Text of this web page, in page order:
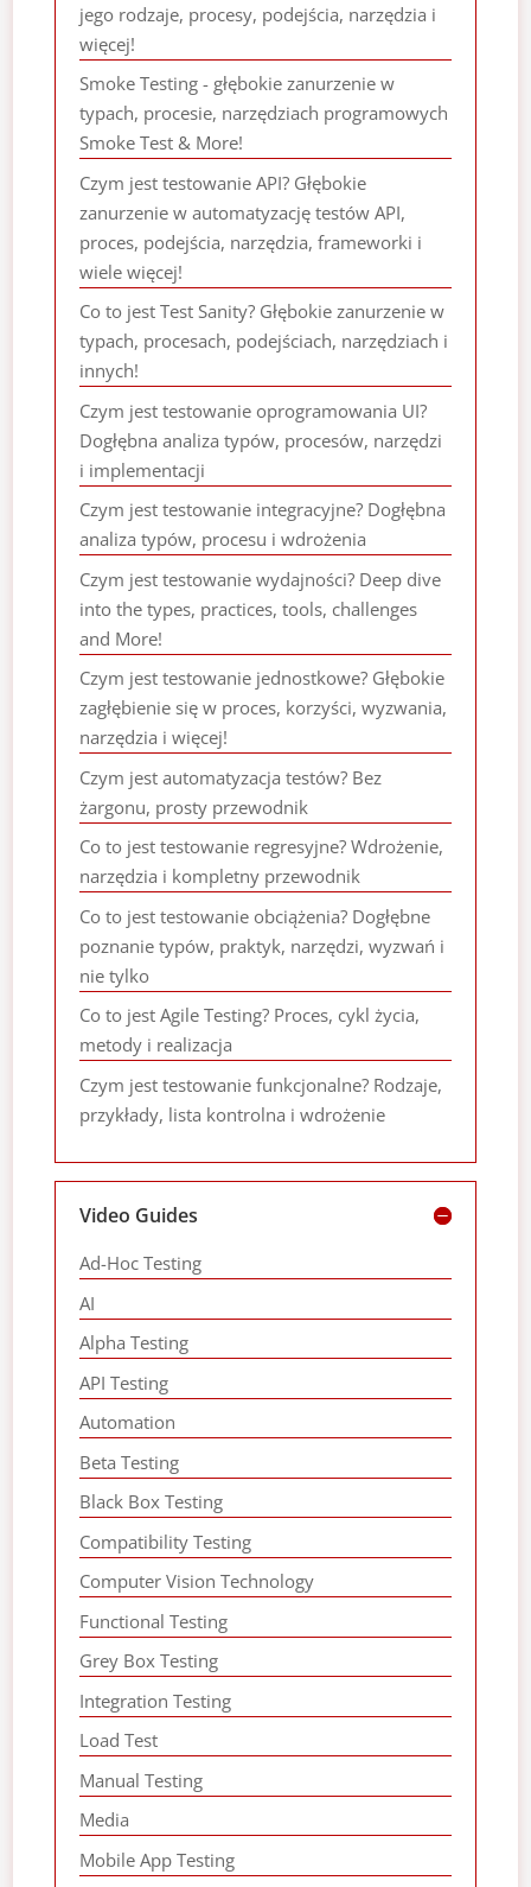
jego rodzaje, procesy, podejścia, narzędzia i
więcej!
Smoke Testing - głębokie zanurzenie w
typach, procesie, narzędziach programowych
Smoke Test & More!
Czym jest testowanie API? Głębokie
zanurzenie w automatyzację testów API,
proces, podejścia, narzędzia, frameworki i
wiele więcej!
Co to jest Test Sanity? Głębokie zanurzenie w
typach, procesach, podejściach, narzędziach i
innych!
Czym jest testowanie oprogramowania UI?
Dogłębna analiza typów, procesów, narzędzi
i implementacji
Czym jest testowanie integracyjne? Dogłębna
analiza typów, procesu i wdrożenia
Czym jest testowanie wydajności? Deep dive
into the types, practices, tools, challenges
and More!
Czym jest testowanie jednostkowe? Głębokie
zagłębienie się w proces, korzyści, wyzwania,
narzędzia i więcej!
Czym jest automatyzacja testów? Bez
żargonu, prosty przewodnik
Co to jest testowanie regresyjne? Wdrożenie,
narzędzia i kompletny przewodnik
Co to jest testowanie obciążenia? Dogłębne
poznanie typów, praktyk, narzędzi, wyzwań i
nie tylko
Co to jest Agile Testing? Proces, cykl życia,
metody i realizacja
Czym jest testowanie funkcjonalne? Rodzaje,
przykłady, lista kontrolna i wdrożenie
Video Guides
Ad-Hoc Testing
AI
Alpha Testing
API Testing
Automation
Beta Testing
Black Box Testing
Compatibility Testing
Computer Vision Technology
Functional Testing
Grey Box Testing
Integration Testing
Load Test
Manual Testing
Media
Mobile App Testing